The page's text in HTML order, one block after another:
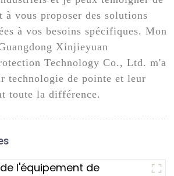
à vous proposer des solutions
à vos besoins spécifiques. Mon
Xinjieyuan
Technology Co., Ltd. m'a
technologie de pointe et leur
toute la différence.